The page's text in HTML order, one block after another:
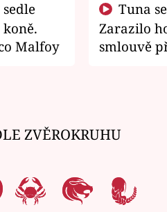
Malfoy
Zarazilo
smlouvě
ZVĚROKRUHU